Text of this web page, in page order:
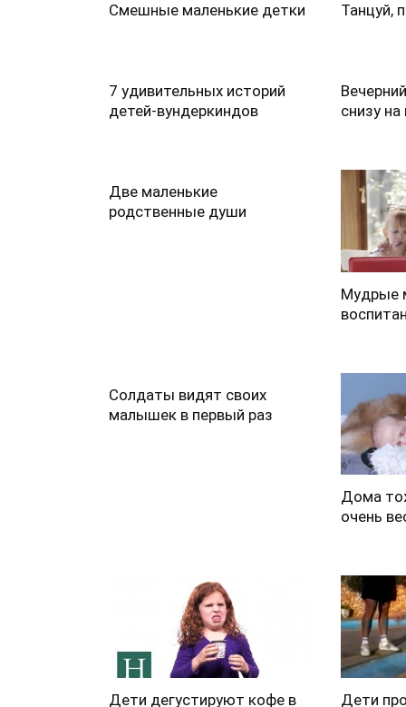
Смешные маленькие детки Танцуй,
7 удивительных историй
детей-вундеркиндов
снизу
Две маленькие
родственные души
Мудрые
Солдаты видят своих
малышек в первый раз
Дома
очень
Дети дегустируют кофе в
Дети